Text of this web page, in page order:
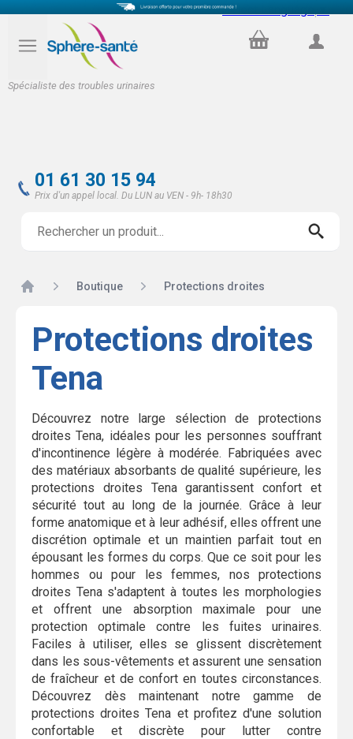
Spécialiste des troubles urinaires
Select Language
PANIER
01 61 30 15 94
Prix d'un appel local. Du LUN au VEN - 9h- 18h30
Accueil Boutique Protections droites
Protections droites
Tena
Découvrez notre large sélection de protections
droites Tena, idéales pour les personnes souffrant
d'incontinence légère à modérée. Fabriquées avec
des matériaux absorbants de qualité supérieure, les
protections droites Tena garantissent confort et
sécurité tout au long de la journée. Grâce à leur
forme anatomique et à leur adhésif, elles offrent une
discrétion optimale et un maintien parfait tout en
épousant les formes du corps. Que ce soit pour les
hommes ou pour les femmes, nos protections
droites Tena s'adaptent à toutes les morphologies
et offrent une absorption maximale pour une
protection optimale contre les fuites urinaires.
Faciles à utiliser, elles se glissent discrètement
dans les sous-vêtements et assurent une sensation
de fraîcheur et de confort en toutes circonstances.
Découvrez dès maintenant notre gamme de
protections droites Tena et profitez d'une solution
confortable et discrète pour lutter contre